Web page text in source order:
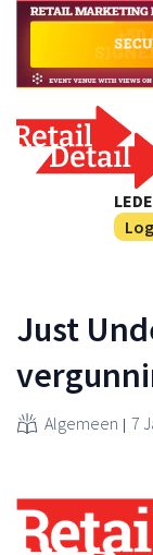
Just
Algemeen 7